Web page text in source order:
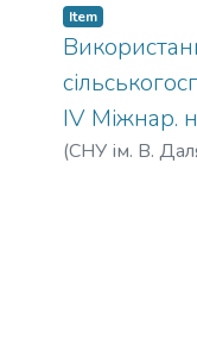
Item
ІV Міжнар.
(СНУ ім. В.